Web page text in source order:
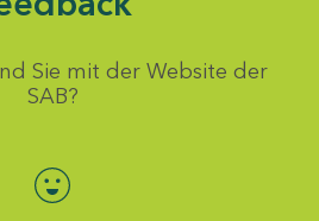
Sie mit der Website der
SAB?
Bewertung auswählen